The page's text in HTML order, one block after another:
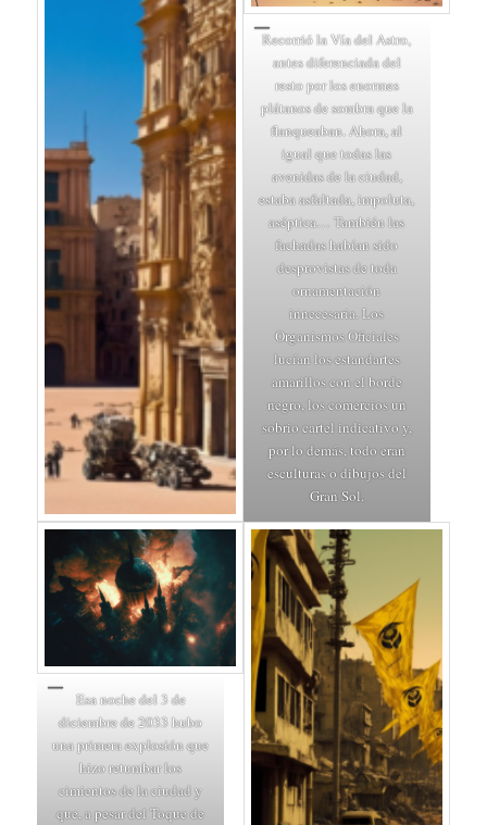
Recorrió la Vía del Astro,
antes diferenciada del
resto por los enormes
plátanos de sombra que la
flanqueaban. Ahora, al
igual que todas las
avenidas de la ciudad,
estaba asfaltada, impoluta,
aséptica… También las
fachadas habían sido
desprovistas de toda
ornamentación
innecesaria. Los
Organismos Oficiales
lucían los estandartes
amarillos con el borde
negro, los comercios un
sobrio cartel indicativo y,
por lo demás, todo eran
esculturas o dibujos del
Gran Sol.
Esa noche del 3 de
diciembre de 2033 hubo
una primera explosión que
hizo retumbar los
cimientos de la ciudad y
que, a pesar del Toque de